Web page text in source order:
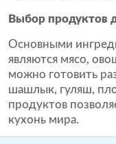
Выбор продуктов
Основными
являются мясо,
можно готовить
шашлык, гуляш,
продуктов
кухонь мира.